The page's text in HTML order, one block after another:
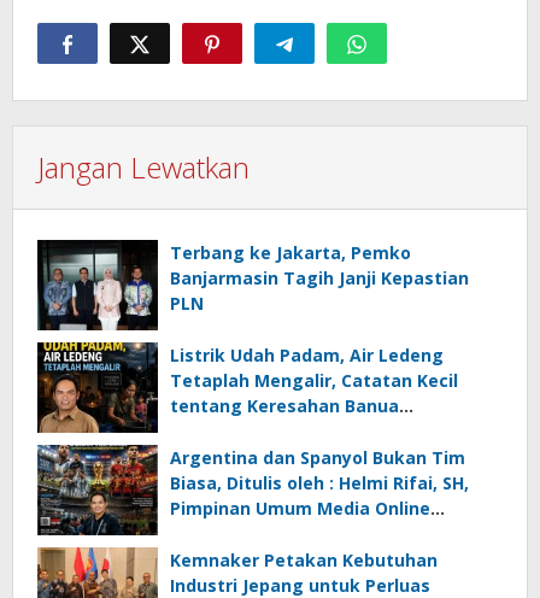
Jangan Lewatkan
Terbang ke Jakarta, Pemko
Banjarmasin Tagih Janji Kepastian
PLN
Listrik Udah Padam, Air Ledeng
Tetaplah Mengalir, Catatan Kecil
tentang Keresahan Banua
Ancaman Lingkungan, Oleh : Helmi
Rifai, SH
Argentina dan Spanyol Bukan Tim
Biasa, Ditulis oleh : Helmi Rifai, SH,
Pimpinan Umum Media Online
Kemnaker Petakan Kebutuhan
Industri Jepang untuk Perluas